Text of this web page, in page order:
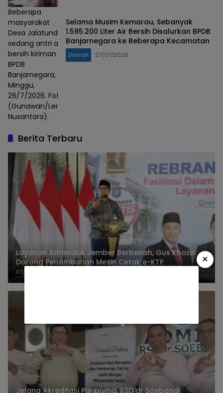
Beberapa
masyarakat
Desa Jalatunda
sedang antri air
bersih kiriman
BPDB
Banjarnegara,
Minggu,
26/7/2026. Foto :
(Gunawan/Lensa
Nusantara).
Selama Musim Kemarau, Sebanyak
1.595.200 Liter Air Bersih Disalurkan BPDB
Banjarnegara ke Beberapa Kecamatan
Daerah 27/07/2026
Berita Terbaru
Layanan Adminduk Jember Berbenah, Gus Khozin
Dorong Penambahan Mesin Cetak e-KTP
07/08/2026
Jelang Akreditasi Paripurna, RSD dr Soebandi
×